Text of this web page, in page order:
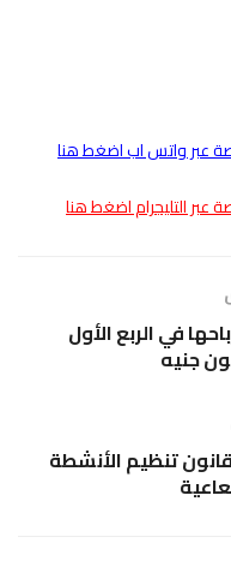
عبر واتس اب اضغط هنا
عبر التليجرام اضغط هنا
في الربع الأول
تنظيم الأنشطة